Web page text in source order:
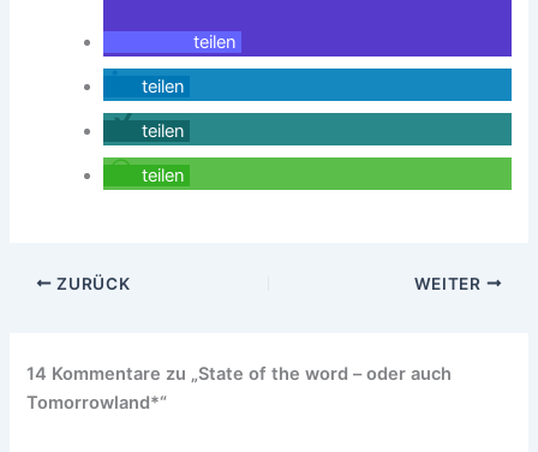
teilen
teilen
teilen
teilen
ZURÜCK WEITER
14 Kommentare zu „State of the word – oder auch
Tomorrowland*“